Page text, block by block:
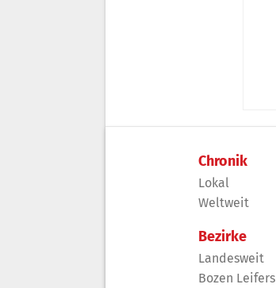
Chronik
Lokal
Weltweit
Bezirke
Landesweit
Bozen Leifers